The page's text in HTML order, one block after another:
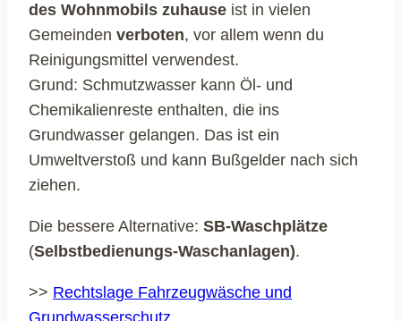
des Wohnmobils zuhause ist in vielen
Gemeinden verboten, vor allem wenn du
Reinigungsmittel verwendest.
Grund: Schmutzwasser kann Öl- und
Chemikalienreste enthalten, die ins
Grundwasser gelangen. Das ist ein
Umweltverstoß und kann Bußgelder nach sich
ziehen.
Die bessere Alternative: SB-Waschplätze
(Selbstbedienungs-Waschanlagen).
>> Rechtslage Fahrzeugwäsche und